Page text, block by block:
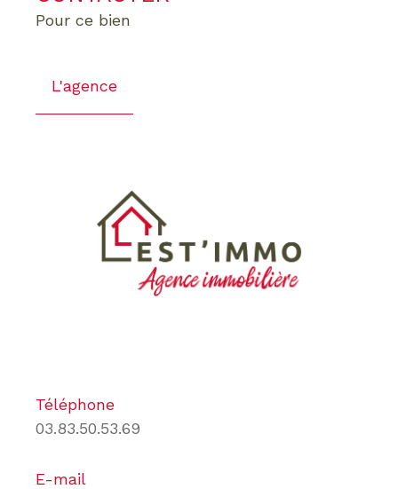
pour ce bien
L'agence
Téléphone
03.83.50.53.69
E-mail